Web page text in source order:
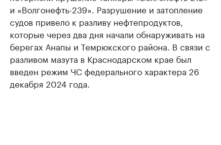
и «Волгонефть-239». Разрушение и затопление
судов привело к разливу нефтепродуктов,
которые через два дня начали обнаруживать на
берегах Анапы и Темрюкского района. В связи с
разливом мазута в Краснодарском крае был
введен режим ЧС федерального характера 26
декабря 2024 года.